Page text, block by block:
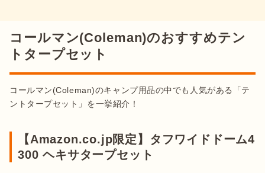
コールマン(Coleman)のおすすめテン
トタープセット
コールマン(Coleman)のキャンプ用品の中でも人気がある「テ
ントタープセット」を一挙紹介！
【Amazon.co.jp限定】タフワイドドーム4
300 ヘキサタープセット